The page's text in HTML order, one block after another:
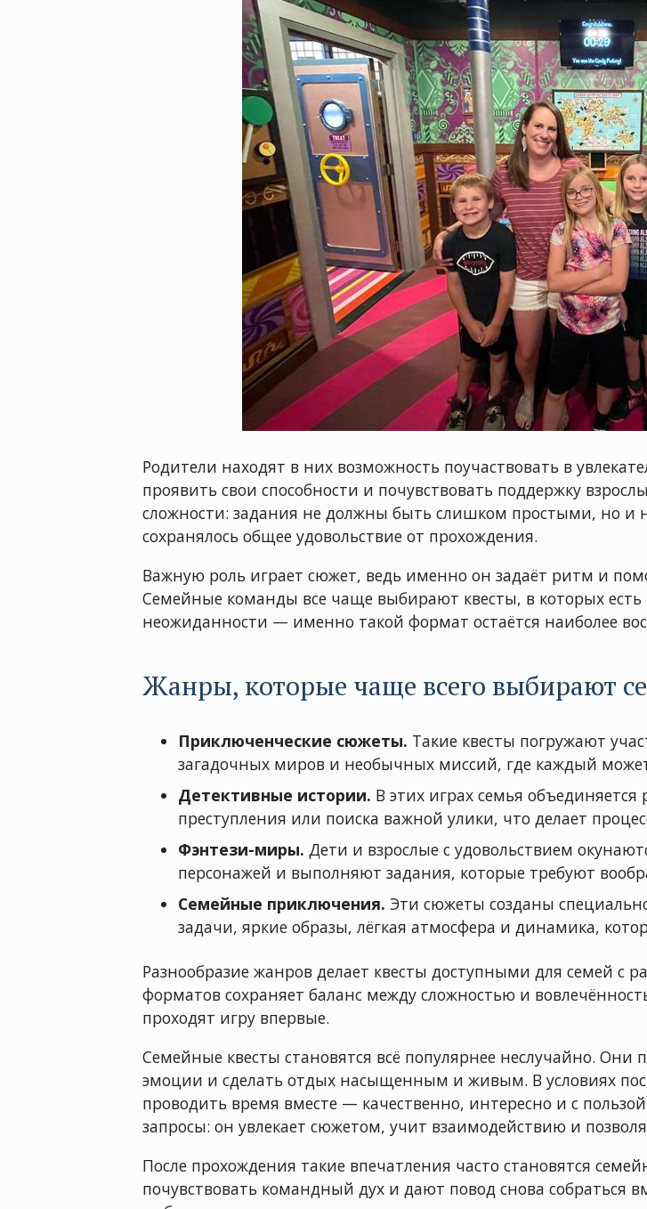
Родители находят в них возможность поучаствовать в
проявить свои способности и почувствовать поддержку
сложности: задания не должны быть слишком простыми, но и
сохранялось общее удовольствие от прохождения.
Важную роль играет сюжет, ведь именно он задаёт ритм и
Семейные команды все чаще выбирают квесты, в которых
неожиданности — именно такой формат остаётся наиболее
Жанры, которые чаще всего выбирают
Приключенческие сюжеты. Такие квесты погружают
загадочных миров и необычных миссий, где каждый может
Детективные истории. В этих играх семья
преступления или поиска важной улики, что делает
Фэнтези-миры. Дети и взрослые с удовольствием
персонажей и выполняют задания, которые требуют
Семейные приключения. Эти сюжеты созданы
задачи, яркие образы, лёгкая атмосфера и динамика,
Разнообразие жанров делает квесты доступными для семей
форматов сохраняет баланс между сложностью и
проходят игру впервые.
Семейные квесты становятся всё популярнее неслучайно.
эмоции и сделать отдых насыщенным и живым. В условиях
проводить время вместе — качественно, интересно и с
запросы: он увлекает сюжетом, учит взаимодействию и
После прохождения такие впечатления часто становятся
почувствовать командный дух и дают повод снова собраться